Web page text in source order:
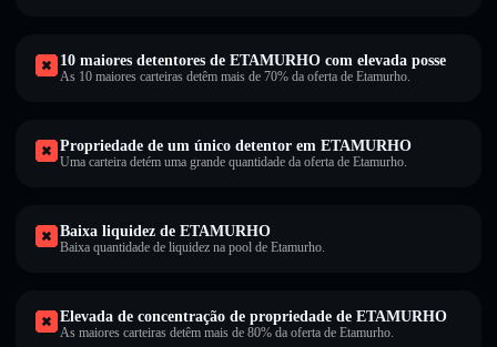
10 maiores detentores de ETAMURHO com elevada posse
As 10 maiores carteiras detêm mais de 70% da oferta de Etamurho.
Propriedade de um único detentor em ETAMURHO
Uma carteira detém uma grande quantidade da oferta de Etamurho.
Baixa liquidez de ETAMURHO
Baixa quantidade de liquidez na pool de Etamurho.
Elevada de concentração de propriedade de ETAMURHO
As maiores carteiras detêm mais de 80% da oferta de Etamurho.